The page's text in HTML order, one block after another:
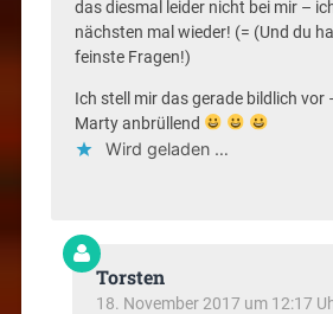
das diesmal leider nicht bei mir –
nächsten mal wieder! (= (Und du
feinste Fragen!)
Ich stell mir das gerade bildlich vor
Marty anbrüllend
Wird geladen …
Torsten
18. November 2017 um 12:17